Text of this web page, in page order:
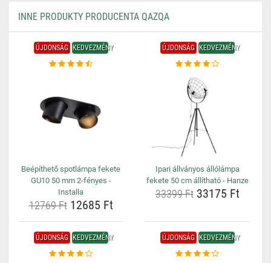
INNE PRODUKTY PRODUCENTA QAZQA
ÚJDONSÁG KEDVEZMÉNY
Beépíthető spotlámpa fekete
GU10 50 mm 2-fényes -
Installa
12769 Ft12685 Ft
ÚJDONSÁG KEDVEZMÉNY
Ipari állványos állólámpa
fekete 50 cm állítható - Hanze
33399 Ft33175 Ft
ÚJDONSÁG KEDVEZMÉNY ÚJDONSÁG KEDVEZMÉNY